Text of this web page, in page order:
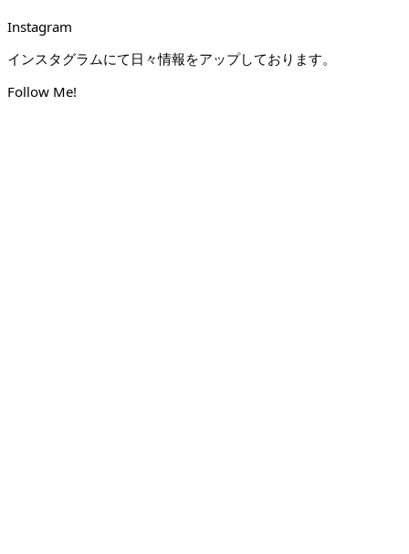
Instagram
インスタグラムにて日々情報をアップしております。
Follow Me!